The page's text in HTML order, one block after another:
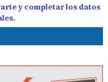
y completar los datos